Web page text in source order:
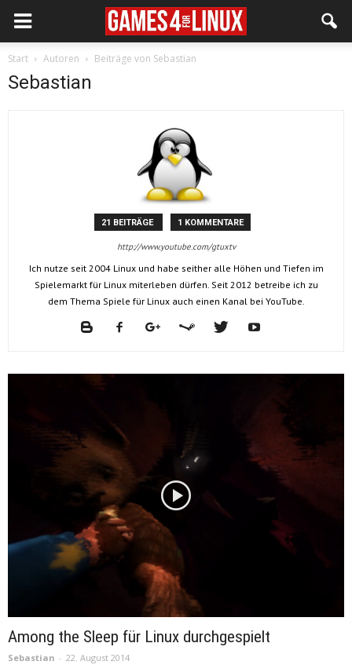
Start Autoren Beiträge von Sebastian
Sebastian
21 BEITRÄGE 1 KOMMENTARE
http://www.youtube.com/gtuxtv
Ich nutze seit 2004 Linux und habe seither alle Höhen und Tiefen im
Spielemarkt für Linux miterleben dürfen. Seit 2012 betreibe ich zu
dem Thema Spiele für Linux auch einen Kanal bei YouTube.
Among the Sleep für Linux durchgespielt
Sebastian - 22. August 2014